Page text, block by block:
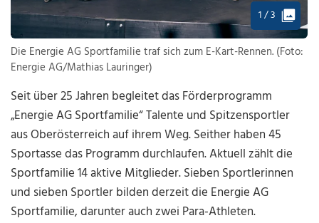
1 / 3
Die Energie AG Sportfamilie traf sich zum E-Kart-Rennen. (Foto:
Energie AG/Mathias Lauringer)
Seit über 25 Jahren begleitet das Förderprogramm
„Energie AG Sportfamilie“ Talente und Spitzensportler
aus Oberösterreich auf ihrem Weg. Seither haben 45
Sportasse das Programm durchlaufen. Aktuell zählt die
Sportfamilie 14 aktive Mitglieder.Sieben Sportlerinnen
und sieben Sportler bilden derzeit die Energie AG
Sportfamilie, darunter auch zwei Para-Athleten.